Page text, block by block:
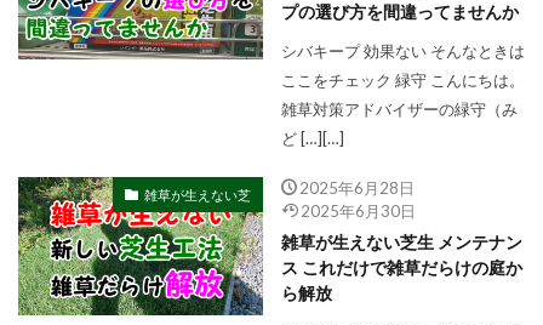
プの選び方を間違ってませんか
シバキープ 効果ない そんなときは
ここをチェック 緑守 こんにちは。
雑草対策アドバイザーの緑守（み
ど […][…]
雑草が生えない芝
2025年6月28日
2025年6月30日
雑草が生えない芝生 メンテナン
ス これだけで雑草だらけの庭か
ら解放